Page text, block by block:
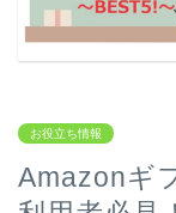
お役立ち情報
Amazonギ